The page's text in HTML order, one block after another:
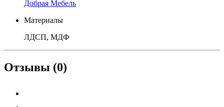
Добрая Мебель
Материалы
ЛДСП, МДФ
Отзывы (0)